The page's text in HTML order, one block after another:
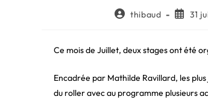
Auteur/autrice
publication :
thibaud 31
Ce mois de Juillet, deux stages ont été
Encadrée par Mathilde Ravillard, les
du roller avec au programme plusieurs